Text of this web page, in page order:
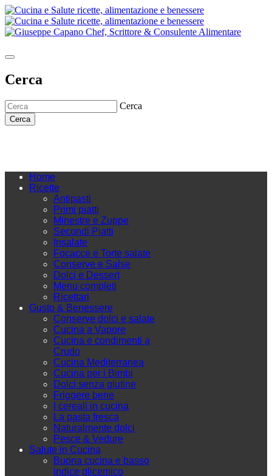
Cerca
Cerca
Cerca
Home
Ricette
Antipasti
Primi piatti
Minestre e Zuppe
Secondi Piatti
Insalate
Focacce e Torte salate
Conserve e Salse
Dolci e Dessert
Menu completi
Ricettari
Gusto & Benessere
Conserve dolci e salate
Cucina a Vapore
Cucina e condimenti a
Crudo
Cucina Mediterranea
Cucina per i Bimbi
Dolci senza glutine
Friggere bene
I cereali in cucina
La pasta fresca
Naturalmente dolci
Pesce & Vedure
Salute in Cucina
Buona cucina e basso
indice glicemico